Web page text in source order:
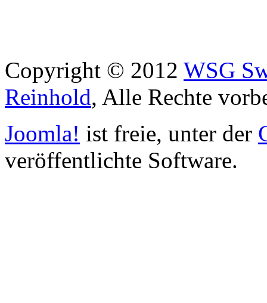
Copyright © 2012 WSG
Reinhold, Alle Rechte
Joomla! ist freie, unter der
veröffentlichte Software.